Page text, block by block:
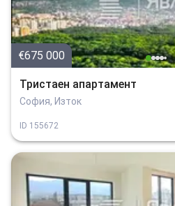
€675 000
Тристаен апартамент
София, Изток
ID 155672